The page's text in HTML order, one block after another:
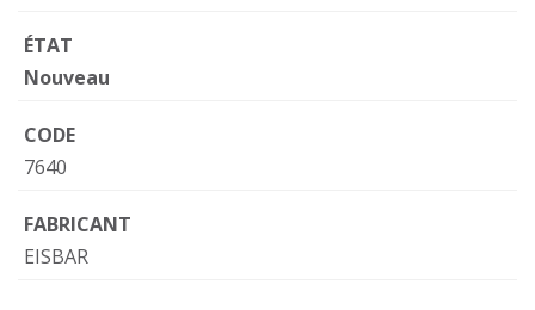
ÉTAT
Nouveau
CODE
7640
FABRICANT
EISBAR